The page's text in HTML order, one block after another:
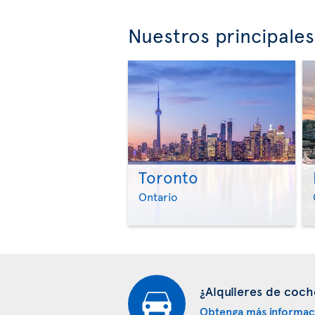
Nuestros
Toronto
Ontario
¿Alquileres de
Obtenga más